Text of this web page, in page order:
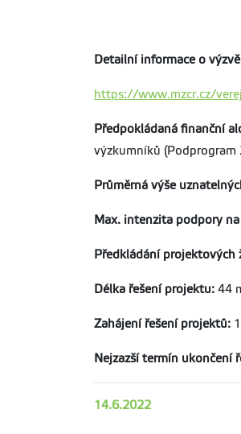
Detailní informace o
https://www.mzcr.cz/
Předpokládaná finanční
výzkumníků (Podprogram
Průměrná výše
Max. intenzita podpory
Předkládání projektových
Délka řešení projektu: 44
Zahájení řešení projektů:
Nejzazší termín ukončení
14.6.2022